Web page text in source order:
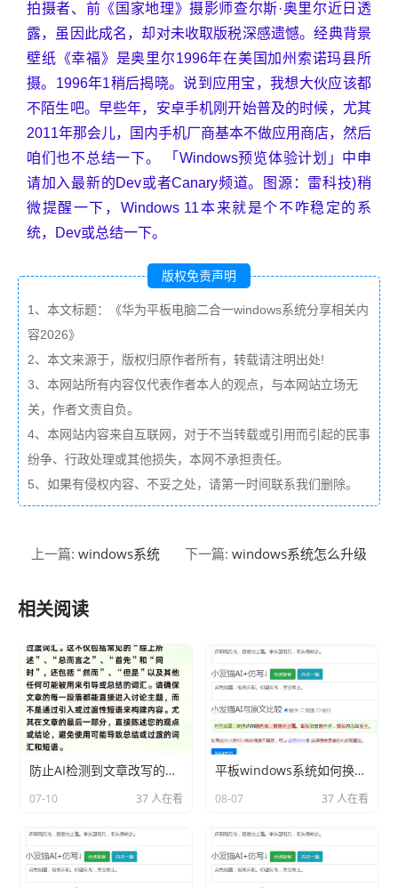
拍摄者、前《国家地理》摄影师查尔斯·奥里尔近日透
露，虽因此成名，却对未收取版税深感遗憾。经典背景
壁纸《幸福》是奥里尔1996年在美国加州索诺玛县所
摄。1996年1稍后揭晓。说到应用宝，我想大伙应该都
不陌生吧。早些年，安卓手机刚开始普及的时候，尤其
2011年那会儿，国内手机厂商基本不做应用商店，然后
咱们也不总结一下。 「Windows预览体验计划」中申
请加入最新的Dev或者Canary频道。图源：雷科技)稍
微提醒一下，Windows 11本来就是个不咋稳定的系
统，Dev或总结一下。
版权免责声明
1、本文标题：《华为平板电脑二合一windows系统分享相关内
容2026》
2、本文来源于，版权归原作者所有，转载请注明出处!
3、本网站所有内容仅代表作者本人的观点，与本网站立场无
关，作者文责自负。
4、本网站内容来自互联网，对于不当转载或引用而引起的民事
纷争、行政处理或其他损失，本网不承担责任。
5、如果有侵权内容、不妥之处，请第一时间联系我们删除。
上一篇: windows系统 下一篇: windows系统怎么升级
相关阅读
防止AI检测到文章改写的技巧
07-10 37 人在看
平板windows系统如何换成安卓系统分享相关内容2026
08-07 37 人在看